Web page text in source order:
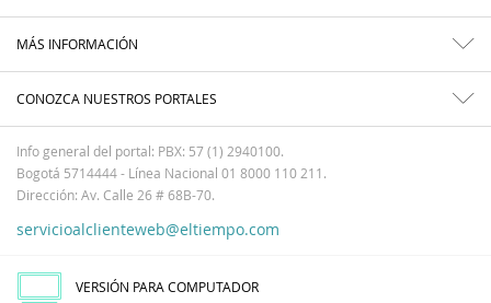
MÁS INFORMACIÓN
CONOZCA NUESTROS PORTALES
Info general del portal: PBX: 57 (1) 2940100.
Bogotá 5714444 - Línea Nacional 01 8000 110 211.
Dirección: Av. Calle 26 # 68B-70.
servicioalclienteweb@eltiempo.com
VERSIÓN PARA COMPUTADOR